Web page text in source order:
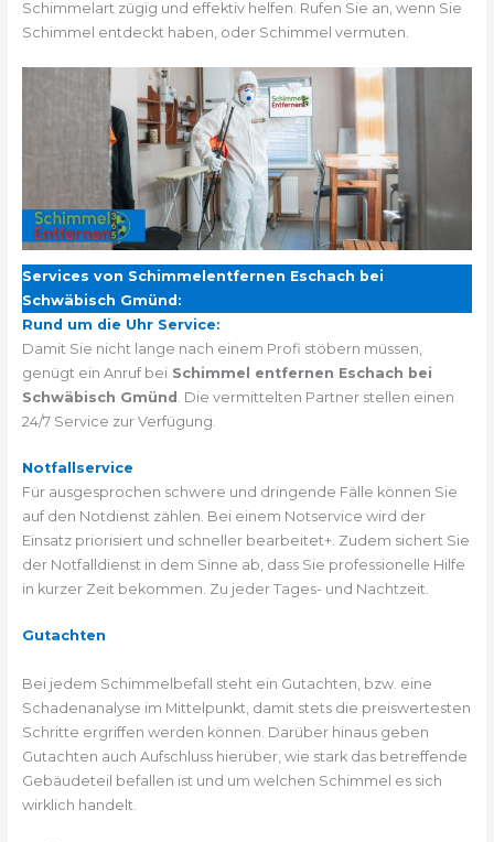
Schimmelart zügig und effektiv helfen. Rufen Sie an, wenn Sie
Schimmel entdeckt haben, oder Schimmel vermuten.
Services von Schimmelentfernen Eschach bei
Schwäbisch Gmünd:
Rund um die Uhr Service:
Damit Sie nicht lange nach einem Profi stöbern müssen,
genügt ein Anruf bei Schimmel entfernen Eschach bei
Schwäbisch Gmünd . Die vermittelten Partner stellen einen
24/7 Service zur Verfügung.
Notfallservice
Für ausgesprochen schwere und dringende Fälle können Sie
auf den Notdienst zählen. Bei einem Notservice wird der
Einsatz priorisiert und schneller bearbeitet+. Zudem sichert Sie
der Notfalldienst in dem Sinne ab, dass Sie professionelle Hilfe
in kurzer Zeit bekommen. Zu jeder Tages- und Nachtzeit.
Gutachten
Bei jedem Schimmelbefall steht ein Gutachten, bzw. eine
Schadenanalyse im Mittelpunkt, damit stets die preiswertesten
Schritte ergriffen werden können. Darüber hinaus geben
Gutachten auch Aufschluss hierüber, wie stark das betreffende
Gebäudeteil befallen ist und um welchen Schimmel es sich
wirklich handelt.